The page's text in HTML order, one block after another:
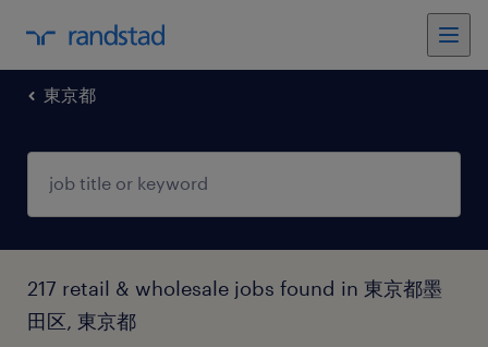
東京都
217 retail & wholesale jobs found in 東京都墨
田区, 東京都